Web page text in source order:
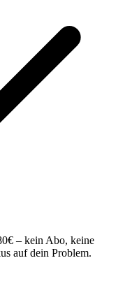
– kein Abo, keine
auf dein Problem.